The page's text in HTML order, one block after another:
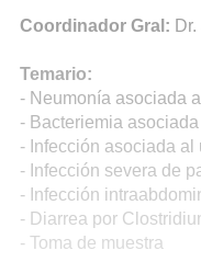
Coordinador Gral:
Temario:
- Neumonía asociada
- Bacteriemia
- Infección asociada
- Infección severa de
- Infección
- Diarrea por
- Toma de muestra